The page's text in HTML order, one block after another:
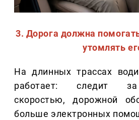
3. Дорога должна
утомлять
На длинных трассах
работает: следит за
скоростью, дорожной
больше электронных